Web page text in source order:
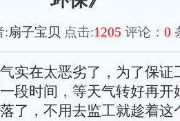
:扇子宝贝 点击:1205 评论： 0
实在太恶劣了，为了保证
段时间，等天气转好再开
了，不用去监工就趁着这